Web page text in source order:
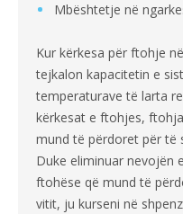
Mbështetje në
Kur kërkesa për ftohje
tejkalon kapacitetin e
temperaturave të larta
kërkesat e ftohjes,
mund të përdoret për të
Duke eliminuar nevojën
ftohëse që mund të
vitit, ju kurseni në